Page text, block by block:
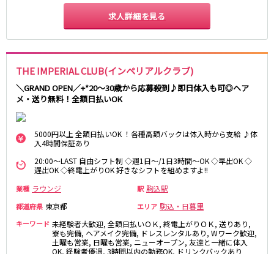
求人詳細を見る
THE IMPERIAL CLUB(インペリアルクラブ)
＼GRAND OPEN／+*20～30歳から応募殺到♪即日体入も可◎ヘア
メ・送り無料！全額日払いOK
5000円以上 全額日払いOK ！各種高額バックは体入時から支給 ♪体
入4時間保証あり
20:00～LAST 自由シフト制 ◇週1日～/1日3時間～OK ◇早出OK ◇
遅出OK ◇終電上がりOK 好きなシフトを組めますよ!!
業種 ラウンジ 駅 駒込駅
都道府県 東京都 エリア 駒込・日暮里
キーワード 未経験者大歓迎, 全額日払いＯＫ, 終電上がりＯＫ, 送りあり,
寮も完備, ヘアメイク完備, ドレスレンタルあり, Wワーク歓迎,
土曜も営業, 日曜も営業, ニューオープン, 友達と一緒に体入
OK, 経験者優遇, 3時間以内の勤務OK, ドリンクバックあり
取手
茨城県南
日立
神栖・鹿嶋
勝田
北茨城
群馬県
館林
太田
選択した内容で設定
淡路町駅
四谷三丁目駅
JR京浜東北線
新橋駅
関内駅
上野駅
大宮駅
川崎駅
秋葉原駅
神田駅
蕨駅
南浦和駅
品川駅
北浦和駅
西川口駅
大井町駅
大森駅
東十条駅